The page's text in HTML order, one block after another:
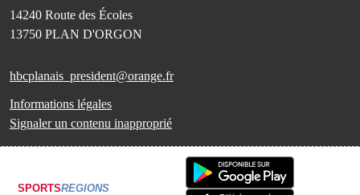
14240 Route des Écoles
13750 PLAN D'ORGON
hbcplanais_president@orange.fr
Informations légales
Signaler un contenu inapproprié
SPORTSREGIONS